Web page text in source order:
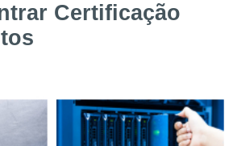
Certificação